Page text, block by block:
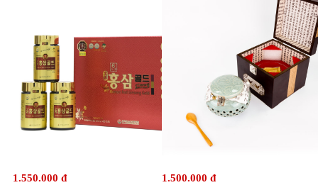
1.550.000 đ 1.500.000 đ